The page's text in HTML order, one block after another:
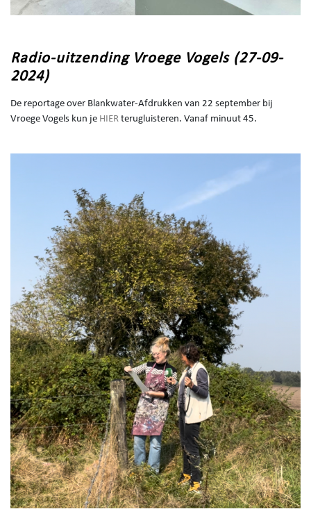
Radio-uitzending Vroege Vogels (27-09-
2024)
De reportage over Blankwater-Afdrukken van 22 september bij
Vroege Vogels kun je HIER terugluisteren. Vanaf minuut 45.